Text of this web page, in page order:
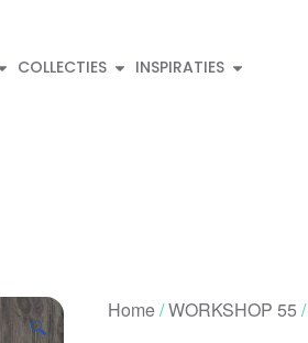
COLLECTIES
INSPIRATIES
🔍
Home/WORKSHOP 55 /